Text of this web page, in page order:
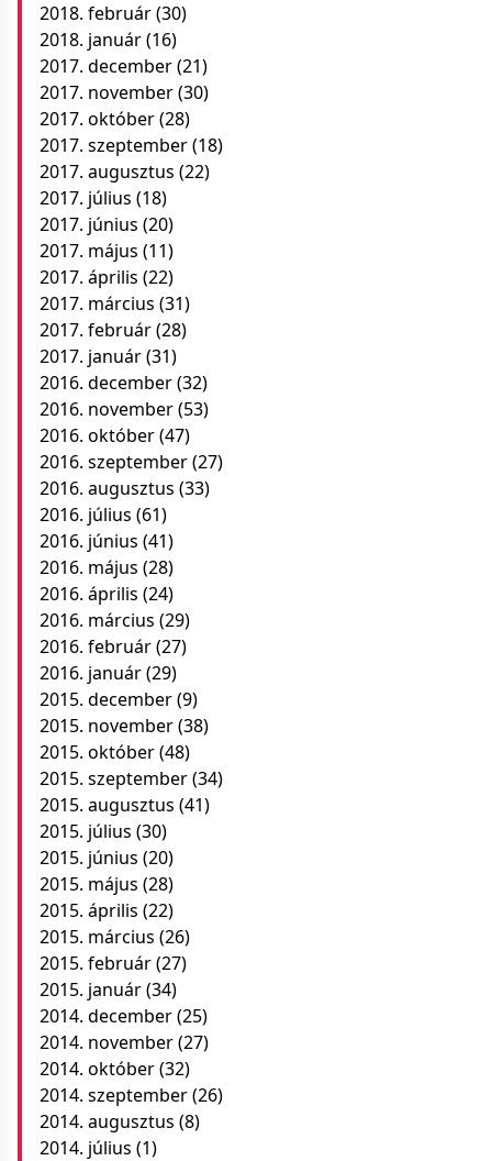
2018. február(30)
2018. január(16)
2017. december(21)
2017. november(30)
2017. október(28)
2017. szeptember(18)
2017. augusztus (22)
2017. július (18)
2017. június (20)
2017. május (11)
2017. április (22)
2017. március (31)
2017. február(28)
2017. január(31)
2016. december(32)
2016. november(53)
2016. október(47)
2016. szeptember(27)
2016. augusztus (33)
2016. július (61)
2016. június (41)
2016. május (28)
2016. április (24)
2016. március (29)
2016. február(27)
2016. január(29)
2015. december(9)
2015. november(38)
2015. október(48)
2015. szeptember(34)
2015. augusztus (41)
2015. július (30)
2015. június (20)
2015. május (28)
2015. április (22)
2015. március (26)
2015. február(27)
2015. január(34)
2014. december(25)
2014. november(27)
2014. október(32)
2014. szeptember(26)
2014. augusztus (8)
2014. július (1)